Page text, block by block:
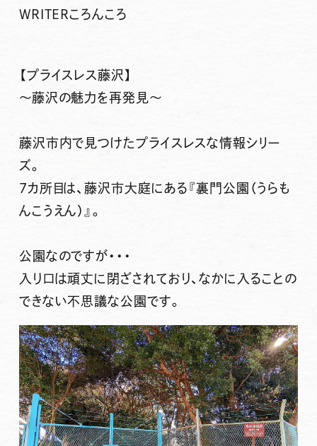
WRITERころんころ
【プライスレス藤沢】
～藤沢の魅力を再発見～
藤沢市内で見つけたプライスレスな情報シリー
ズ。
7カ所目は、藤沢市大庭にある『裏門公園（うらも
んこうえん）』 。
公園なのですが・・・
入り口は頑丈に閉ざされており、なかに入ることの
できない不思議な公園 です。